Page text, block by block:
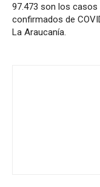
97.473 son los casos
confirmados de
La Araucanía.